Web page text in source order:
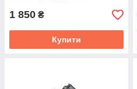
1 850 ₴
Купити